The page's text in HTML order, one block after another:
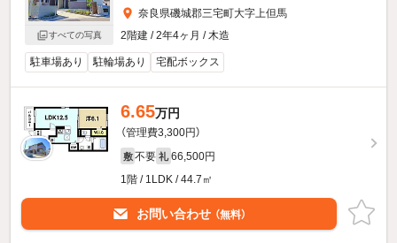
すべての写真
奈良県磯城郡三宅町大字上但馬
2階建 / 2年4ヶ月 / 木造
駐車場あり 駐輪場あり 宅配ボックス
6.65万円
（管理費3,300円）
敷 不要 礼 66,500円
1階 / 1LDK / 44.7㎡
お問い合わせ （無料）